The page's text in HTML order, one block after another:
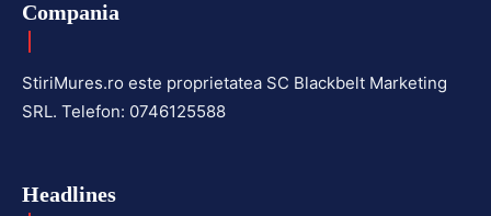
Compania
StiriMures.ro este proprietatea SC Blackbelt Marketing
SRL. Telefon: 0746125588
Headlines